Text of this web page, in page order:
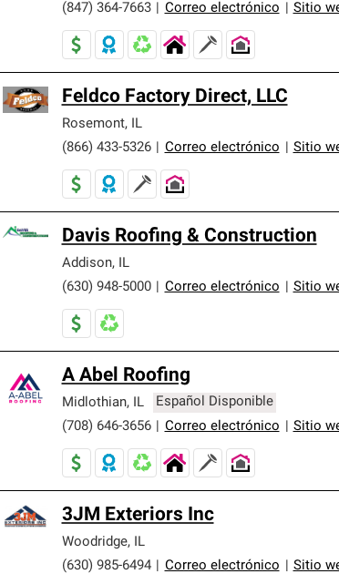
(847) 364-7663
Correo electrónico Sitio
Feldco Factory Direct, LLC
Rosemont,
IL
(866) 433-5326
Correo electrónico Sitio
Davis Roofing & Construction
Addison,
IL
(630) 948-5000
Correo electrónico Sitio
A Abel Roofing
Midlothian, IL
Español Disponible
(708) 646-3656
Correo electrónico Sitio
3JM Exteriors Inc
Woodridge,
IL
(630) 985-6494
Correo electrónico Sitio